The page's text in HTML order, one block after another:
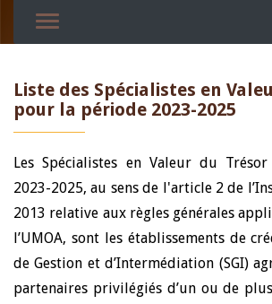
Liste des Spécialistes en
pour la période 2023-2025
Les Spécialistes en Valeur du
2023-2025, au sens de l'article 2 de
2013 relative aux règles générales
l’UMOA, sont les établissements de
de Gestion et d’Intermédiation (SGI)
partenaires privilégiés d’un ou de